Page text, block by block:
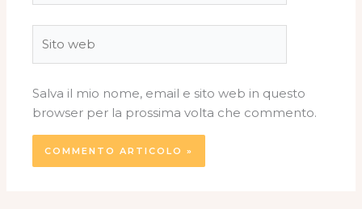
web
Salva il mio nome, email e sito web in questo
browser per la prossima volta che commento.